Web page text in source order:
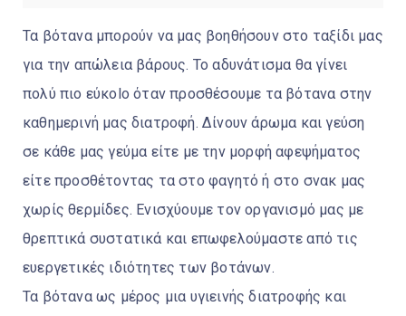
Τα βότανα μπορούν να μας βοηθήσουν στο ταξίδι μας
για την απώλεια βάρους. Το αδυνάτισμα θα γίνει
πολύ πιο εύκοlo όταν προσθέσουμε τα βότανα στην
καθημερινή μας διατροφή. Δίνουν άρωμα και γεύση
σε κάθε μας γεύμα είτε με την μορφή αφεψήματος
είτε προσθέτοντας τα στο φαγητό ή στο σνακ μας
χωρίς θερμίδες. Ενισχύουμε τον οργανισμό μας με
θρεπτικά συστατικά και επωφελούμαστε από τις
ευεργετικές ιδιότητες των βοτάνων.
Τα βότανα ως μέρος μια υγιεινής διατροφής και